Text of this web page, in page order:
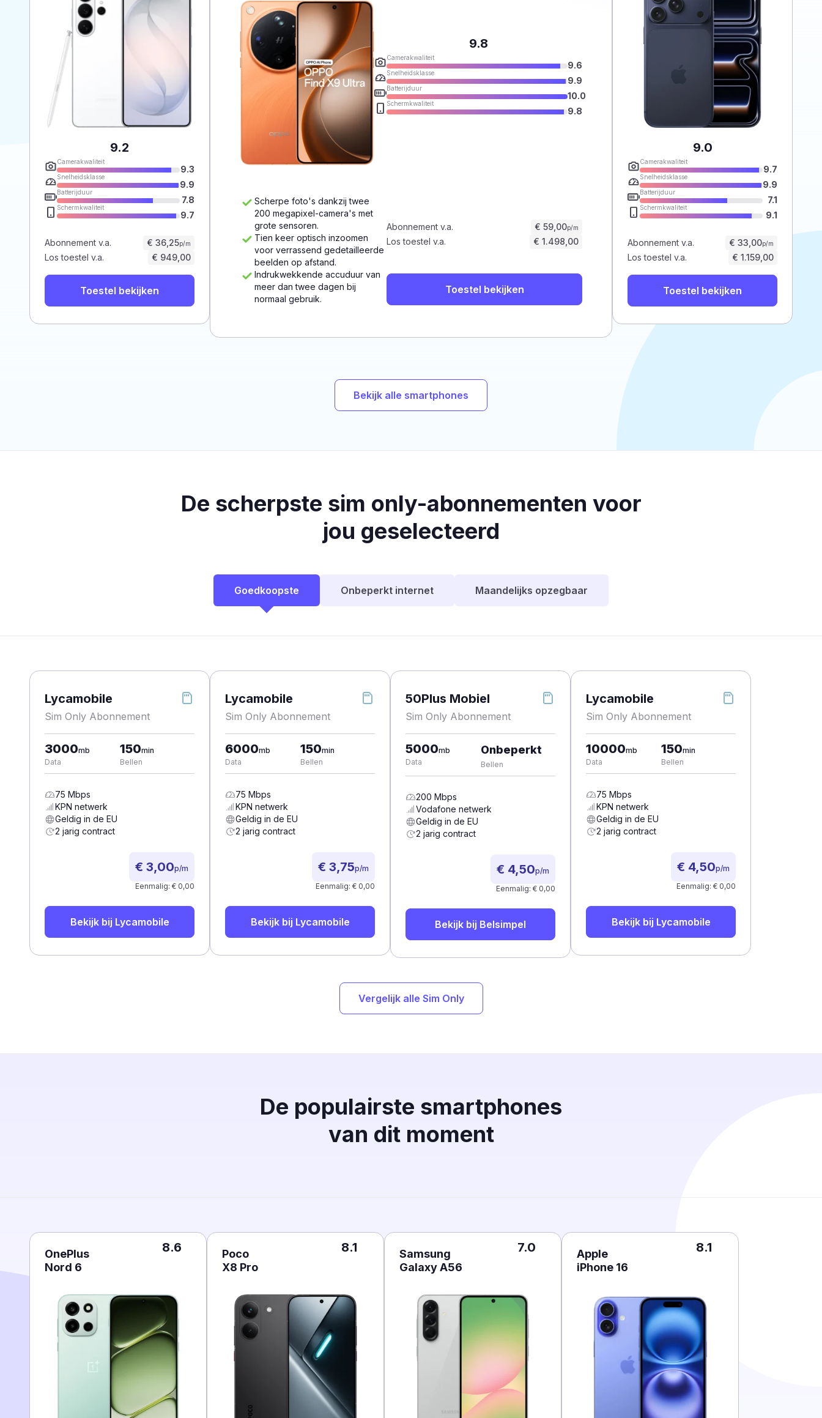
9.8
Camerakwaliteit
9.6
Snelheidsklasse
9.9
Batterijduur
10.0
Schermkwaliteit
9.8
Scherpe foto's dankzij twee
200 megapixel-camera's met
grote sensoren.
Tien keer optisch inzoomen
voor verrassend gedetailleerde
beelden op afstand.
Indrukwekkende accuduur van
meer dan twee dagen bij
normaal gebruik.
Abonnement v.a. € 59,00p/m
Los toestel v.a. € 1.498,00
Toestel bekijken
9.2
Camerakwaliteit
9.3
Snelheidsklasse
9.9
Batterijduur
7.8
Schermkwaliteit
9.7
Abonnement v.a. € 36,25p/m
Los toestel v.a. € 949,00
Toestel bekijken
9.0
Camerakwaliteit
9.7
Snelheidsklasse
9.9
Batterijduur
7.1
Schermkwaliteit
9.1
Abonnement v.a. € 33,00p/m
Los toestel v.a. € 1.159,00
Toestel bekijken
Bekijk alle smartphones
De scherpste sim only-abonnementen voor
jou geselecteerd
Goedkoopste Onbeperkt internet Maandelijks opzegbaar
Lycamobile
Sim Only Abonnement
3000mb
Data
150min
Bellen
75 Mbps
KPN netwerk
Geldig in de EU
2 jarig contract
€ 3,00p/m
Eenmalig: € 0,00
Bekijk bij Lycamobile
Lycamobile
Sim Only Abonnement
6000mb
Data
150min
Bellen
75 Mbps
KPN netwerk
Geldig in de EU
2 jarig contract
€ 3,75p/m
Eenmalig: € 0,00
Bekijk bij Lycamobile
50Plus Mobiel
Sim Only Abonnement
5000mb
Data
Onbeperkt
Bellen
200 Mbps
Vodafone netwerk
Geldig in de EU
2 jarig contract
€ 4,50p/m
Eenmalig: € 0,00
Bekijk bij Belsimpel
Lycamobile
Sim Only Abonnement
10000mb
Data
150min
Bellen
75 Mbps
KPN netwerk
Geldig in de EU
2 jarig contract
€ 4,50p/m
Eenmalig: € 0,00
Bekijk bij Lycamobile
Vergelijk alle Sim Only
De populairste smartphones
van dit moment
OnePlus
Nord 6
8.6
Poco
X8 Pro
8.1
Samsung
Galaxy A56
7.0
Apple
iPhone 16
8.1